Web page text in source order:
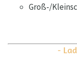
Groß-/
-